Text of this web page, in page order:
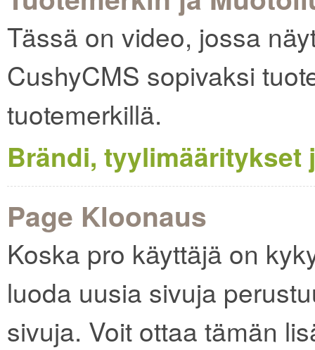
Tässä on video, jossa
CushyCMS sopivaksi
tuotemerkillä.
Brändi, tyylimääritykset
Page Kloonaus
Koska pro käyttäjä on
luoda uusia sivuja
sivuja. Voit ottaa tämän